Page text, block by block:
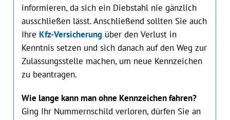
informieren, da sich ein Diebstahl nie gänzlich
ausschließen lässt. Anschließend sollten Sie auch
Ihre Kfz-Versicherungüber den Verlust in
Kenntnis setzen und sich danach auf den Weg zur
Zulassungsstelle machen, um neue Kennzeichen
zu beantragen.
Wie lange kann man ohne Kennzeichen fahren?
Ging Ihr Nummernschild verloren, dürfen Sie an